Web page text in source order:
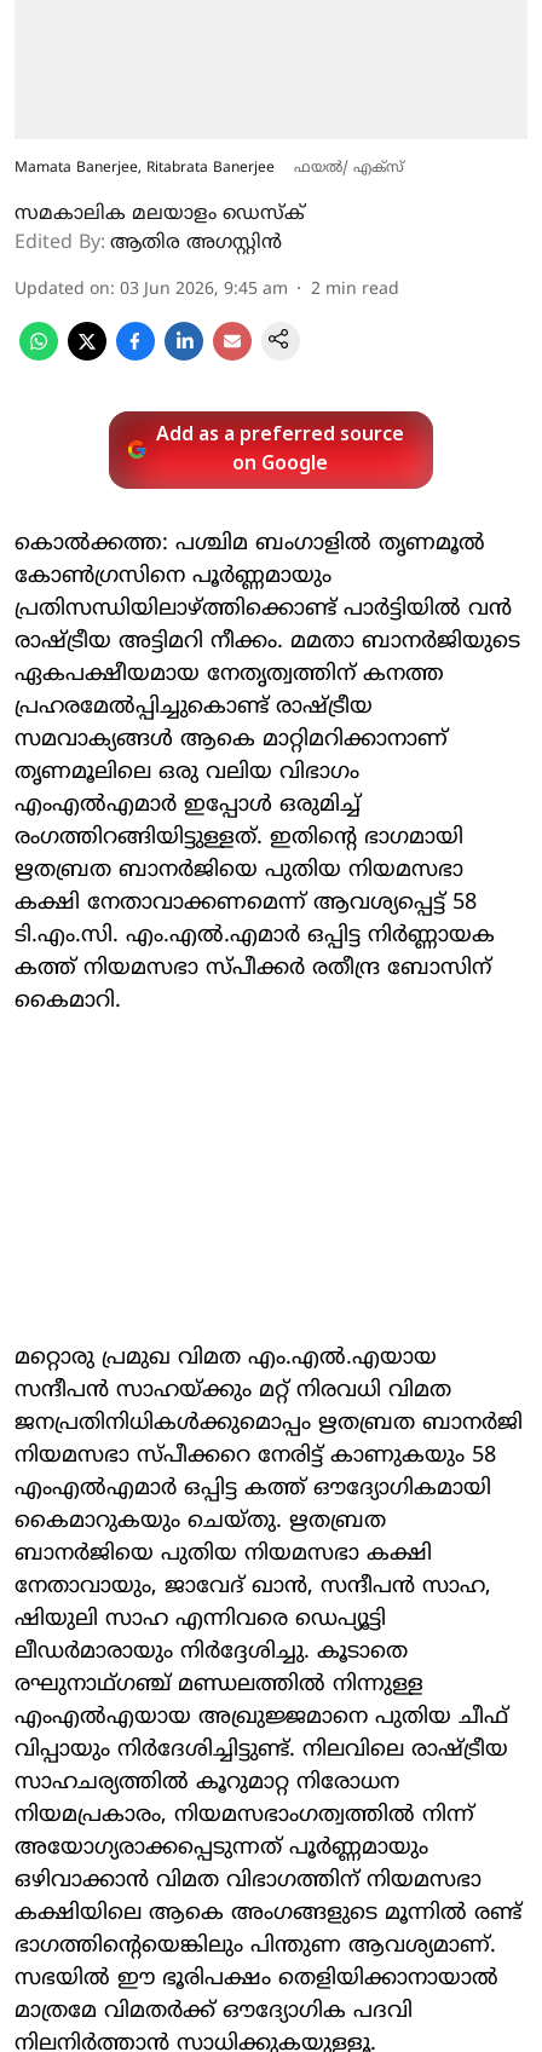
Mamata Banerjee, Ritabrata Banerjee ഫയൽ/ എക്സ്
സമകാലിക മലയാളം ഡെസ്ക്
Edited By: ആതിര അഗസ്റ്റിന്‍
Updated on: 03 Jun 2026, 9:45 am 2 min read
Add as a preferred source
on Google
കൊല്‍ക്കത്ത: പശ്ചിമ ബംഗാളിൽ തൃണമൂൽ
കോൺഗ്രസിനെ പൂർണ്ണമായും
പ്രതിസന്ധിയിലാഴ്ത്തിക്കൊണ്ട് പാർട്ടിയിൽ വൻ
രാഷ്ട്രീയ അട്ടിമറി നീക്കം. മമതാ ബാനർജിയുടെ
ഏകപക്ഷീയമായ നേതൃത്വത്തിന് കനത്ത
പ്രഹരമേൽപ്പിച്ചുകൊണ്ട് രാഷ്ട്രീയ
സമവാക്യങ്ങൾ ആകെ മാറ്റിമറിക്കാനാണ്
തൃണമൂലിലെ ഒരു വലിയ വിഭാഗം
എംഎൽഎമാർ ഇപ്പോൾ ഒരുമിച്ച്
രംഗത്തിറങ്ങിയിട്ടുള്ളത്. ഇതിന്റെ ഭാഗമായി
ഋതബ്രത ബാനർജിയെ പുതിയ നിയമസഭാ
കക്ഷി നേതാവാക്കണമെന്ന് ആവശ്യപ്പെട്ട് 58
ടി.എം.സി. എം.എൽ.എമാർ ഒപ്പിട്ട നിർണ്ണായക
കത്ത് നിയമസഭാ സ്പീക്കർ രതീന്ദ്ര ബോസിന്
കൈമാറി.
മറ്റൊരു പ്രമുഖ വിമത എം.എൽ.എയായ
സന്ദീപൻ സാഹയ്ക്കും മറ്റ് നിരവധി വിമത
ജനപ്രതിനിധികൾക്കുമൊപ്പം ഋതബ്രത ബാനർജി
നിയമസഭാ സ്പീക്കറെ നേരിട്ട് കാണുകയും 58
എംഎൽഎമാർ ഒപ്പിട്ട കത്ത് ഔദ്യോഗികമായി
കൈമാറുകയും ചെയ്തു. ഋതബ്രത
ബാനർജിയെ പുതിയ നിയമസഭാ കക്ഷി
നേതാവായും, ജാവേദ് ഖാൻ, സന്ദീപൻ സാഹ,
ഷിയുലി സാഹ എന്നിവരെ ഡെപ്യൂട്ടി
ലീഡർമാരായും നിർദ്ദേശിച്ചു. കൂടാതെ
രഘുനാഥ്ഗഞ്ച് മണ്ഡലത്തിൽ നിന്നുള്ള
എംഎൽഎയായ അഖ്രുജ്ജമാനെ പുതിയ ചീഫ്
വിപ്പായും നിർദേശിച്ചിട്ടുണ്ട്. നിലവിലെ രാഷ്ട്രീയ
സാഹചര്യത്തിൽ കൂറുമാറ്റ നിരോധന
നിയമപ്രകാരം, നിയമസഭാംഗത്വത്തിൽ നിന്ന്
അയോഗ്യരാക്കപ്പെടുന്നത് പൂർണ്ണമായും
ഒഴിവാക്കാൻ വിമത വിഭാഗത്തിന് നിയമസഭാ
കക്ഷിയിലെ ആകെ അംഗങ്ങളുടെ മൂന്നിൽ രണ്ട്
ഭാഗത്തിന്റെയെങ്കിലും പിന്തുണ ആവശ്യമാണ്.
സഭയിൽ ഈ ഭൂരിപക്ഷം തെളിയിക്കാനായാൽ
മാത്രമേ വിമതർക്ക് ഔദ്യോഗിക പദവി
നിലനിർത്താൻ സാധിക്കുകയുള്ളൂ.